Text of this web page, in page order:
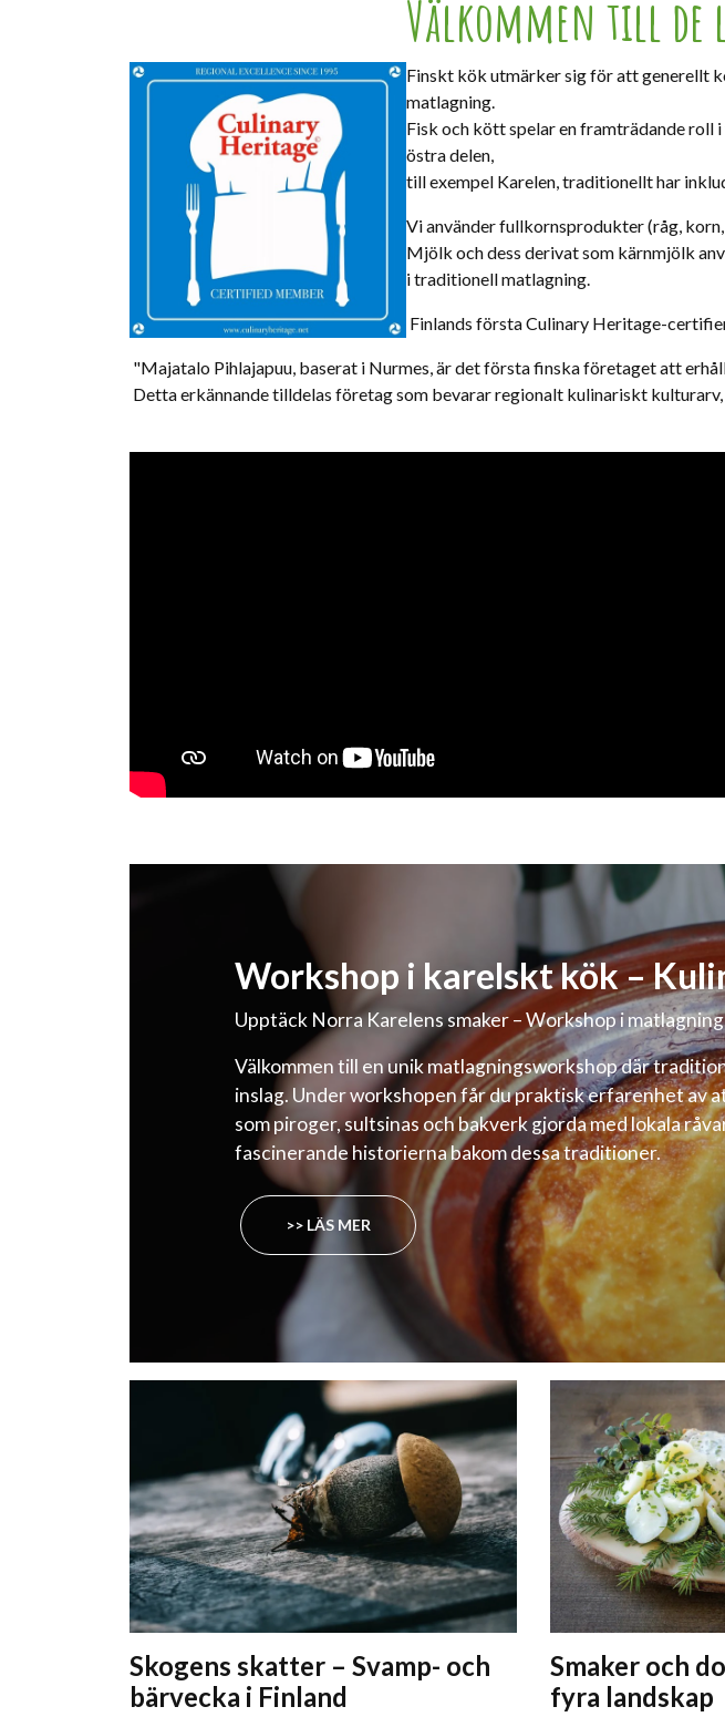
Välkommen till de
Finskt kök utmärker sig för att generellt
matlagning.
Fisk och kött spelar en framträdande roll
östra delen,
till exempel Karelen, traditionellt har
Vi använder fullkornsprodukter (råg,
Mjölk och dess derivat som kärnmjölk
i traditionell matlagning.
Finlands första Culinary Heritage-
"Majatalo Pihlajapuu, baserat i Nurmes, är det första finska företaget att
Detta erkännande tilldelas företag som bevarar regionalt kulinariskt
Workshop i karelskt kök –
Upptäck Norra Karelens smaker – Workshop i
Välkommen till en unik matlagningsworkshop där
inslag. Under workshopen får du praktisk erfarenhet av
som piroger, sultsinas och bakverk gjorda med lokala
fascinerande historierna bakom dessa traditioner.
>> LÄS MER
Skogens skatter – Svamp- och
bärvecka i Finland
Smaker och
fyra landskap